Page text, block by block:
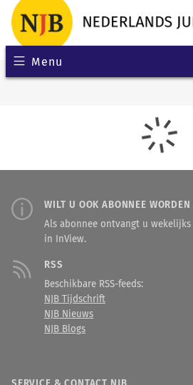
Menu
WILT U OOK ABONNEE
Als abonnee ontvangt u
in InView.
RSS
Beschikbare RSS-feeds:
NJB Tijdschrift
NJB Nieuws
NJB Blogs